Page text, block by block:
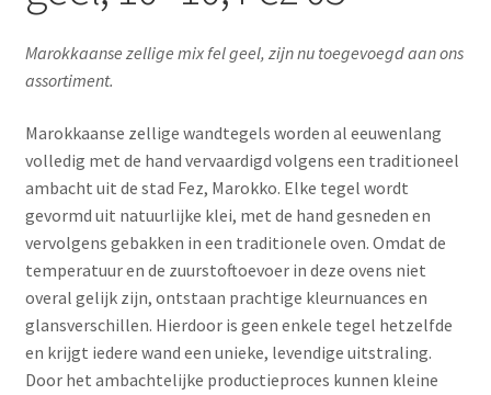
Marokkaanse zellige mix fel geel, zijn nu toegevoegd aan ons
assortiment.
Marokkaanse zellige wandtegels worden al eeuwenlang
volledig met de hand vervaardigd volgens een traditioneel
ambacht uit de stad Fez, Marokko. Elke tegel wordt
gevormd uit natuurlijke klei, met de hand gesneden en
vervolgens gebakken in een traditionele oven. Omdat de
temperatuur en de zuurstoftoevoer in deze ovens niet
overal gelijk zijn, ontstaan prachtige kleurnuances en
glansverschillen. Hierdoor is geen enkele tegel hetzelfde
en krijgt iedere wand een unieke, levendige uitstraling.
Door het ambachtelijke productieproces kunnen kleine